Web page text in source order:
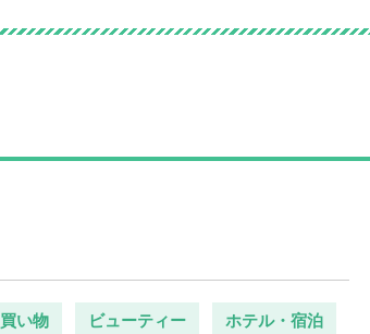
買い物 ビューティー ホテル・宿泊